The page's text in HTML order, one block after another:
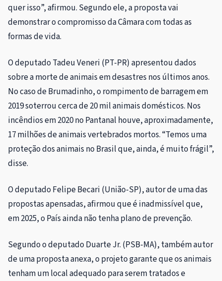
quer isso”, afirmou. Segundo ele, a proposta vai
demonstrar o compromisso da Câmara com todas as
formas de vida.
O deputado Tadeu Veneri (PT-PR) apresentou dados
sobre a morte de animais em desastres nos últimos anos.
No caso de Brumadinho, o rompimento de barragem em
2019 soterrou cerca de 20 mil animais domésticos. Nos
incêndios em 2020 no Pantanal houve, aproximadamente,
17 milhões de animais vertebrados mortos. “Temos uma
proteção dos animais no Brasil que, ainda, é muito frágil”,
disse.
O deputado Felipe Becari (União-SP), autor de uma das
propostasapensadas, afirmou que é inadmissível que,
em 2025, o País ainda não tenha plano de prevenção.
Segundo o deputado Duarte Jr. (PSB-MA), também autor
de uma proposta anexa, o projeto garante que os animais
tenham um local adequado para serem tratados e